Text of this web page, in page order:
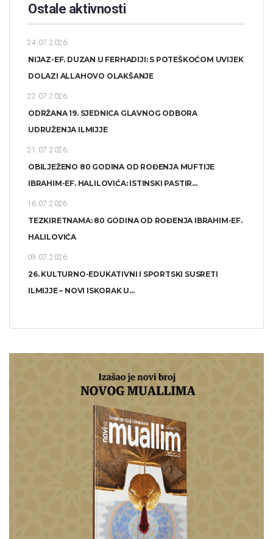
Ostale aktivnosti
24.07.2026.
NIJAZ-EF. DUZAN U FERHADIJI: S POTEŠKOĆOM UVIJEK
DOLAZI ALLAHOVO OLAKŠANJE
22.07.2026.
ODRŽANA 19. SJEDNICA GLAVNOG ODBORA
UDRUŽENJA ILMIJJE
21.07.2026.
OBILJEŽENO 80 GODINA OD ROĐENJA MUFTIJE
IBRAHIM-EF. HALILOVIĆA: ISTINSKI PASTIR...
16.07.2026.
TEZKIRETNAMA: 80 GODINA OD ROĐENJA IBRAHIM-EF.
HALILOVIĆA
09.07.2026.
26. KULTURNO-EDUKATIVNI I SPORTSKI SUSRETI
ILMIJJE – NOVI ISKORAK U...